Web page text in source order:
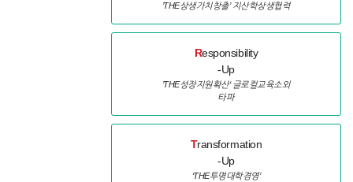
’THE상생가치창출’ 지산학상생협력
Responsibility
-Up
’THE성장지원확산‘ 글로컬교육소외
타파
Transformation
-Up
‘THE투명대학경영’